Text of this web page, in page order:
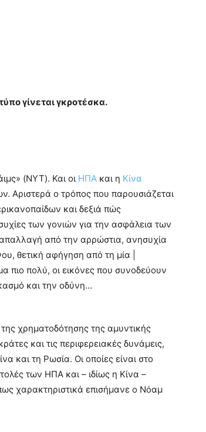
γίνεται γκροτέσκα.
(NYT). Και οι ΗΠΑ και η Κίνα
Αριστερά ο τρόπος που παρουσιάζεται
και δεξιά πώς
των γονιών για την ασφάλεια των
από την αρρώστια, ανησυχία
θετική αφήγηση από τη μία |
πιο πολύ, οι εικόνες που συνοδεύουν
και την οδύνη…
χρηματοδότησης της αμυντικής
και τις περιφερειακές δυνάμεις,
και τη Ρωσία. Οι οποίες είναι στο
των ΗΠΑ και – ιδίως η Κίνα –
χαρακτηριστικά επισήμανε ο Νόαμ